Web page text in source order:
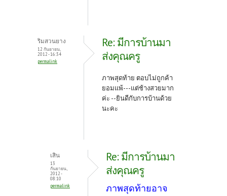
ริมสวนยาง
12 กันยายน,
2012 - 16:34
permalink
Re: มีการบ้านมา
ส่งคุณครู
ภาพสุดท้าย ตอบไม่ถูกค้า
ยอมแพ้---แต่ช้างสวยมาก
ค่ะ --ยินดีกับการบ้านด้วย
นะคะ
เสิน
13
กันยายน,
2012 -
08:10
permalink
Re: มีการบ้านมา
ส่งคุณครู
ภาพสุดท้ายอาจ